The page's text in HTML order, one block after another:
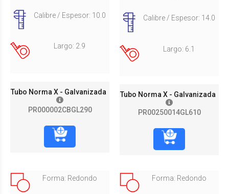
Calibre / Espesor: 10.0
Largo: 2.9
Tubo Norma X - Galvanizada
PR000002CBGL290
Calibre / Espesor: 14.0
Largo: 6.1
Tubo Norma X - Galvanizada
PR00250014GL610
Forma: Redondo Forma: Redondo